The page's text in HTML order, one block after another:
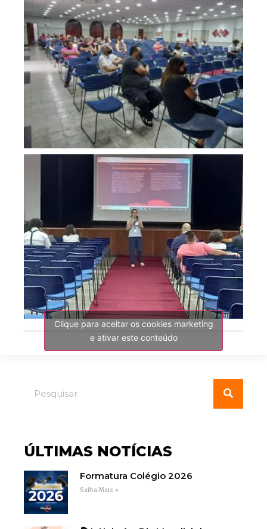
Clique para aceitar os cookies marketing
e ativar este conteúdo
ÚLTIMAS NOTÍCIAS
Formatura Colégio 2026
Saiba Mais »